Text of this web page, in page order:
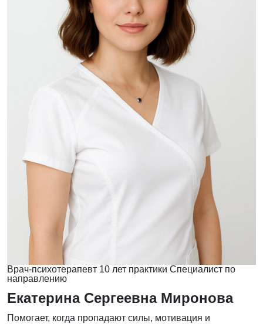
Врач-психотерапевт 10 лет практики Специалист по
направлению
Екатерина Сергеевна Миронова
Помогает, когда пропадают силы, мотивация и